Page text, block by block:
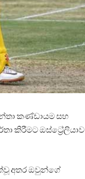
කණ්ඩායම සහ
කිරීමට ඔස්ට්‍රේලියාව
අතර ඔවුන්ගේ